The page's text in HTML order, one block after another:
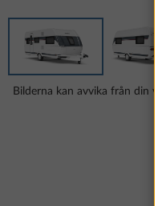
Bilderna kan avvika från din